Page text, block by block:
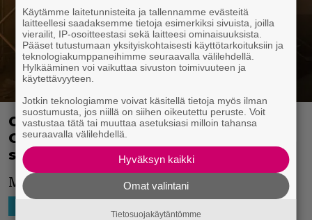
Captain America: New World
Orderissa nähdään aivan uusi
supersankari
Mackie taisi puhua hieman liikaa.
Käytämme laitetunnisteita ja tallennamme evästeitä
laitteellesi saadaksemme tietoja esimerkiksi sivuista, joilla
vierailit, IP-osoitteestasi sekä laitteesi ominaisuuksista.
Pääset tutustumaan yksityiskohtaisesti käyttötarkoituksiin ja
teknologiakumppaneihimme seuraavalla välilehdellä.
Hylkääminen voi vaikuttaa sivuston toimivuuteen ja
käytettävyyteen.
Jotkin teknologiamme voivat käsitellä tietoja myös ilman
suostumusta, jos niillä on siihen oikeutettu peruste. Voit
vastustaa tätä tai muuttaa asetuksiasi milloin tahansa
seuraavalla välilehdellä.
Hyväksyn kaikki
Omat valintani
Tietosuojakäytäntömme